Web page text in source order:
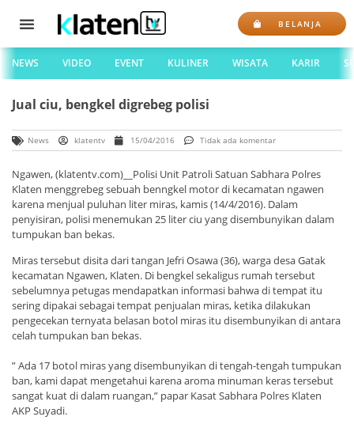
BELANJA
NEWS VIDEO EVENT KULINER WISATA KARIR
Jual ciu, bengkel digrebeg polisi
News klatentv 15/04/2016 Tidak ada komentar
Ngawen, (klatentv.com)__Polisi Unit Patroli Satuan Sabhara Polres
Klaten menggrebeg sebuah benngkel motor di kecamatan ngawen
karena menjual puluhan liter miras, kamis (14/4/2016). Dalam
penyisiran, polisi menemukan 25 liter ciu yang disembunyikan dalam
tumpukan ban bekas.
Miras tersebut disita dari tangan Jefri Osawa (36), warga desa Gatak
kecamatan Ngawen, Klaten. Di bengkel sekaligus rumah tersebut
sebelumnya petugas mendapatkan informasi bahwa di tempat itu
sering dipakai sebagai tempat penjualan miras, ketika dilakukan
pengecekan ternyata belasan botol miras itu disembunyikan di antara
celah tumpukan ban bekas.
” Ada 17 botol miras yang disembunyikan di tengah-tengah tumpukan
ban, kami dapat mengetahui karena aroma minuman keras tersebut
sangat kuat di dalam ruangan,” papar Kasat Sabhara Polres Klaten
AKP Suyadi.